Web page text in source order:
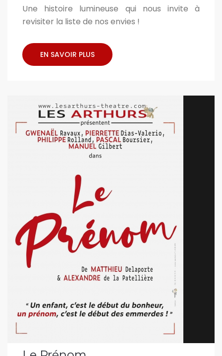
Une histoire lumineuse qui nous invite à
revisiter la liste de nos envies !
EN SAVOIR PLUS